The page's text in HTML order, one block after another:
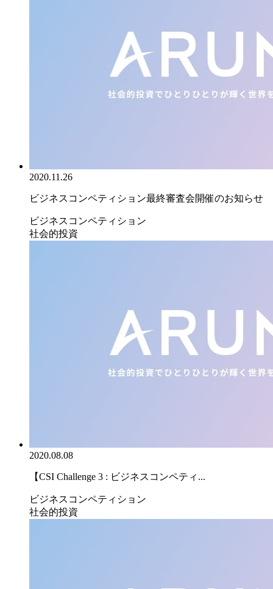
2020.11.26
ビジネスコンペティション最終審査会開催のお知らせ
ビジネスコンペティション
社会的投資
2020.08.08
【CSI Challenge 3 : ビジネスコンペティ...
ビジネスコンペティション
社会的投資